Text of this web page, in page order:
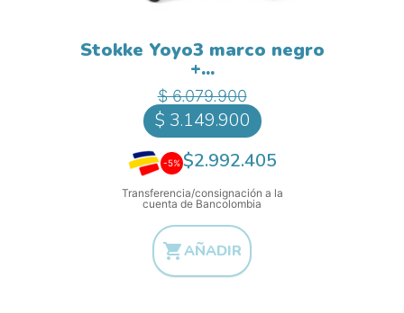
Stokke Yoyo3 marco negro
+...Precio base
$ 6.079.900Precio
$ 3.149.900
-5% $2.992.405
Transferencia/consignación a la
cuenta de Bancolombia
AÑADIR